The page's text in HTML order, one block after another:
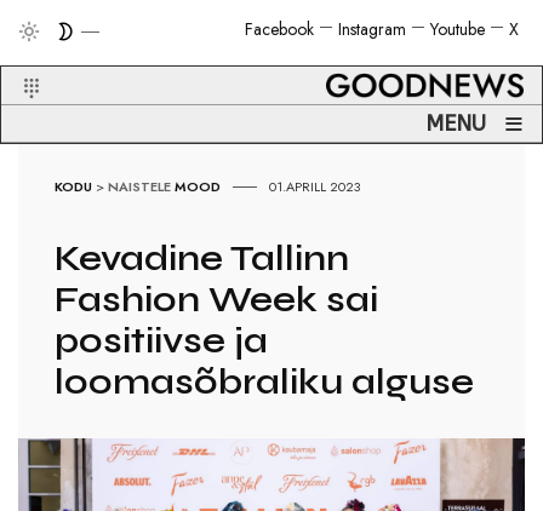
X
Youtube
Instagram
Facebook
MENU ≡
KODU >NAISTELEMOOD 01.APRILL 2023
Kevadine Tallinn
Fashion Week sai
positiivse ja
loomasõbraliku alguse